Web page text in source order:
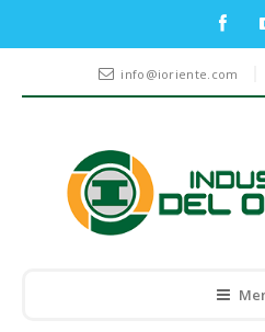
info@ioriente.com